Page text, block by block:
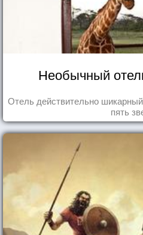
Необычный
Отель действительно
пять